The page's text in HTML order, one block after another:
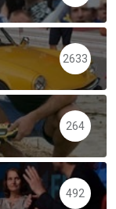
2633
264
492